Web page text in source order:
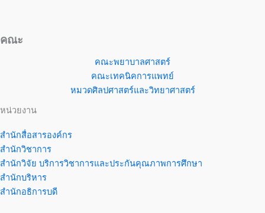
คณะ
คณะพยาบาลศาสตร์
คณะเทคนิคการแพทย์
หมวดศิลปศาสตร์และวิทยาศาสตร์
หน่วยงาน
สำนักสื่อสารองค์กร
สำนักวิชาการ
สำนักวิจัย บริการวิชาการและประกันคุณภาพการศึกษา
สำนักบริหาร
สำนักอธิการบดี